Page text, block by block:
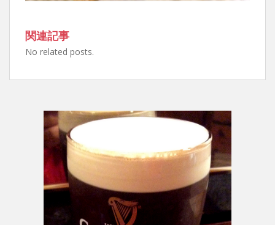
関連記事
No related posts.